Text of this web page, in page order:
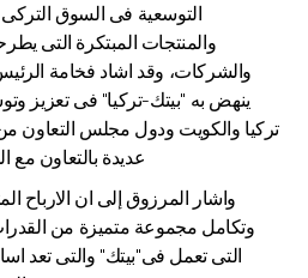
التوسعية فى السوق
والمنتجات المبتكرة التى
والشركات، وقد اشاد فخامة
ينهض به "بيتك-تركيا" فى تعزيز
تركيا والكويت ودول مجلس التعاون
عديدة بالتعاون
واشار المرزوق إلى ان الارباح
وتكامل مجموعة متميزة من
التى تعمل فى"بيتك" والتى تعد